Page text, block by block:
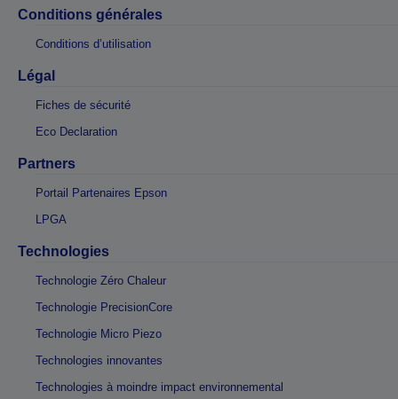
Conditions générales
Conditions d’utilisation
Légal
Fiches de sécurité
Eco Declaration
Partners
Portail Partenaires Epson
LPGA
Technologies
Technologie Zéro Chaleur
Technologie PrecisionCore
Technologie Micro Piezo
Technologies innovantes
Technologies à moindre impact environnemental